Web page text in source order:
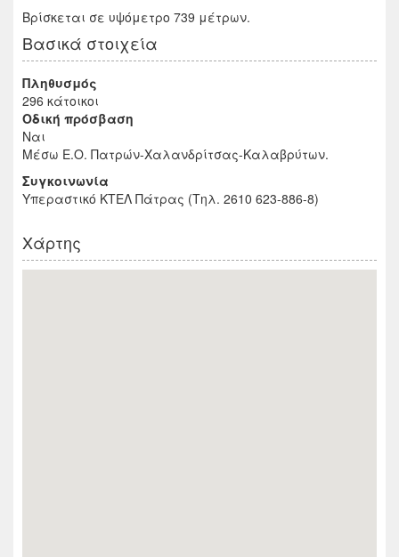
Βρίσκεται σε υψόμετρο 739 μέτρων.
Βασικά στοιχεία
Πληθυσμός
296 κάτοικοι
Οδική πρόσβαση
Ναι
Μέσω Ε.Ο. Πατρών-Χαλανδρίτσας-Καλαβρύτων.
Συγκοινωνία
Υπεραστικό ΚΤΕΛ Πάτρας (Τηλ. 2610 623-886-8)
Χάρτης